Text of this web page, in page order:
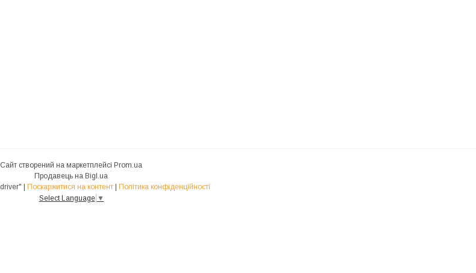
Сайт створений на маркетплейсі Prom.ua
Продавець на Bigl.ua
Інтернет - магазин "driver" | Поскаржитися на контент | Політика конфіденційності
Select Language ▼